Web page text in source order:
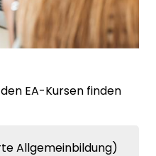
EA-Kursen finden
Allgemeinbildung)